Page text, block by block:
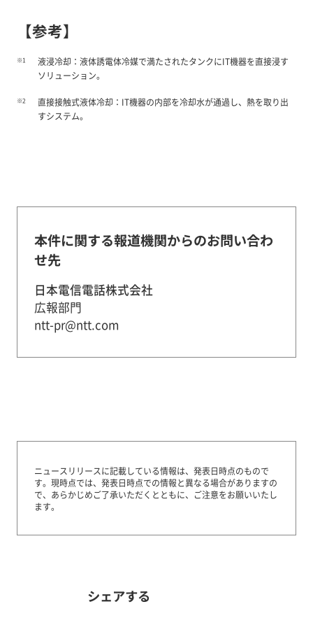
【参考】
※1
液浸冷却：液体誘電体冷媒で満たされたタンクにIT機器を直接浸す
ソリューション。
※2
直接接触式液体冷却：IT機器の内部を冷却水が通過し、熱を取り出
すシステム。
本件に関する報道機関からのお問い合わ
せ先
日本電信電話株式会社
広報部門
ntt-pr@ntt.com
ニュースリリースに記載している情報は、発表日時点のもので
す。 現時点では、発表日時点での情報と異なる場合がありますの
で、あらかじめご了承いただくとともに、ご注意をお願いいたし
ます。
シェアする